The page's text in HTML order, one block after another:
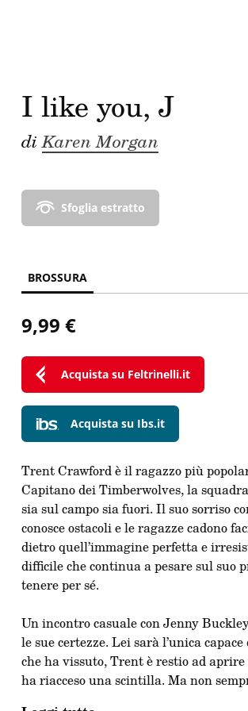
I like you, J
diKaren Morgan
Sfoglia estratto
BROSSURA
9,99 €
Acquista su Feltrinelli.it
Acquista su Ibs.it
Trent Crawford è il ragazzo più
Capitano dei Timberwolves, la
sia sul campo sia fuori. Il suo sorriso
conosce ostacoli e le ragazze cadono
dietro quell’immagine perfetta e
difficile che continua a pesare sul suo
tenere per sé.
Un incontro casuale con Jenny
le sue certezze. Lei sarà l’unica
che ha vissuto, Trent è restio ad
ha riacceso una scintilla. Ma non